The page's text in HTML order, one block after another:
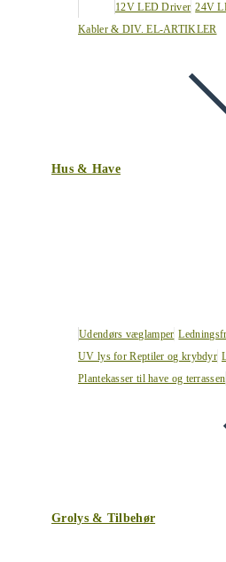
12V LED Driver 24V
Kabler & DIV. EL-ARTIKLER
Hus & Have
Udendørs væglamper
UV lys for Reptiler og krybdyr
Plantekasser til have og terrassen
Grolys & Tilbehør